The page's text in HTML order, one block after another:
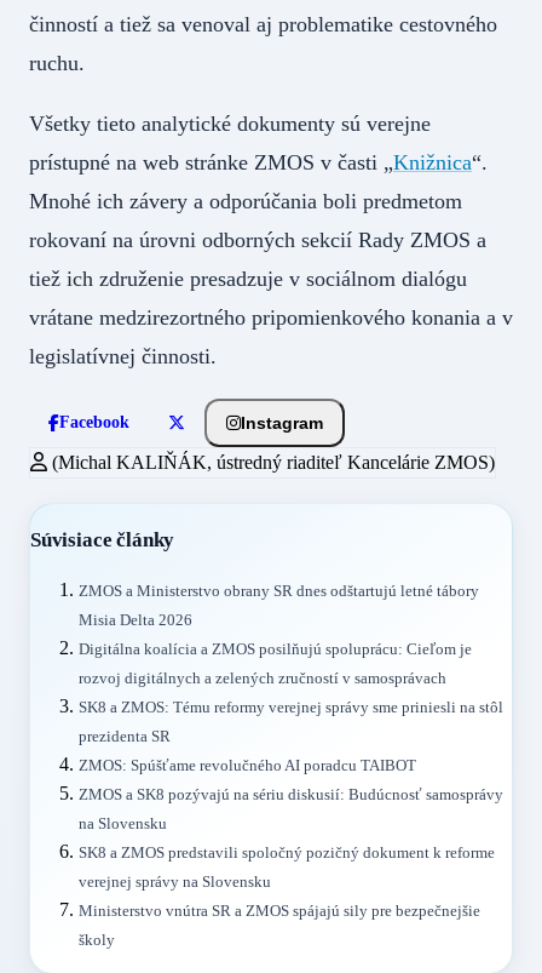
činností a tiež sa venoval aj problematike cestovného
ruchu.
Všetky tieto analytické dokumenty sú verejne
prístupné na web stránke ZMOS v časti „Knižnica“.
Mnohé ich závery a odporúčania boli predmetom
rokovaní na úrovni odborných sekcií Rady ZMOS a
tiež ich združenie presadzuje v sociálnom dialógu
vrátane medzirezortného pripomienkového konania a v
legislatívnej činnosti.
Facebook Instagram
(Michal KALIŇÁK, ústredný riaditeľ Kancelárie ZMOS)
Súvisiace články
ZMOS a Ministerstvo obrany SR dnes odštartujú letné tábory
Misia Delta 2026
Digitálna koalícia a ZMOS posilňujú spoluprácu: Cieľom je
rozvoj digitálnych a zelených zručností v samosprávach
SK8 a ZMOS: Tému reformy verejnej správy sme priniesli na stôl
prezidenta SR
ZMOS: Spúšťame revolučného AI poradcu TAIBOT
ZMOS a SK8 pozývajú na sériu diskusií: Budúcnosť samosprávy
na Slovensku
SK8 a ZMOS predstavili spoločný pozičný dokument k reforme
verejnej správy na Slovensku
Ministerstvo vnútra SR a ZMOS spájajú sily pre bezpečnejšie
školy